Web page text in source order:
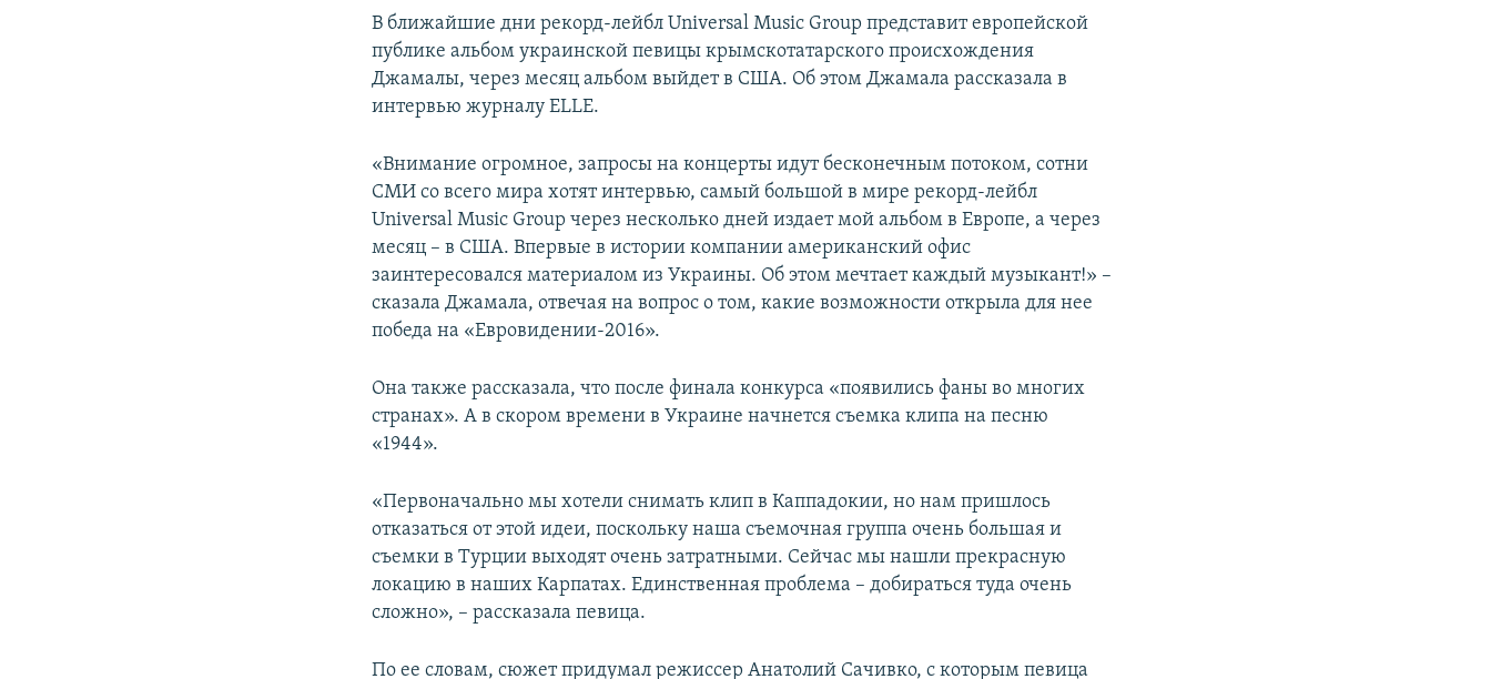
В ближайшие дни рекорд-лейбл Universal Music Group представит европейской
публике альбом украинской певицы крымскотатарского происхождения
Джамалы, через месяц альбом выйдет в США. Об этом Джамала рассказала в
интервью журналу ELLE.
«Внимание огромное, запросы на концерты идут бесконечным потоком, сотни
СМИ со всего мира хотят интервью, самый большой в мире рекорд-лейбл
Universal Music Group через несколько дней издает мой альбом в Европе, а через
месяц – в США. Впервые в истории компании американский офис
заинтересовался материалом из Украины. Об этом мечтает каждый музыкант!» –
сказала Джамала, отвечая на вопрос о том, какие возможности открыла для нее
победа на «Евровидении-2016».
Она также рассказала, что после финала конкурса «появились фаны во многих
странах». А в скором времени в Украине начнется съемка клипа на песню
«1944».
«Первоначально мы хотели снимать клип в Каппадокии, но нам пришлось
отказаться от этой идеи, поскольку наша съемочная группа очень большая и
съемки в Турции выходят очень затратными. Сейчас мы нашли прекрасную
локацию в наших Карпатах. Единственная проблема – добираться туда очень
сложно», – рассказала певица.
По ее словам, сюжет придумал режиссер Анатолий Сачивко, с которым певица